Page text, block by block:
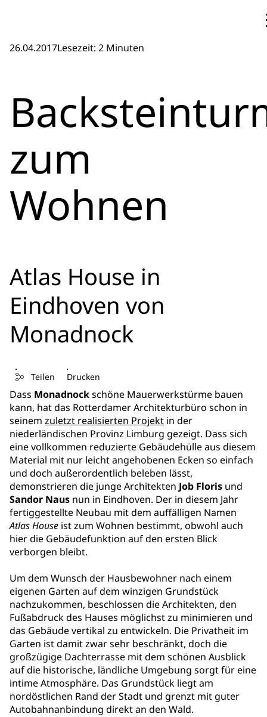
26.04.2017Lesezeit: 2 Minuten
zum
Wohnen
Atlas House in
Eindhoven von
Monadnock
Teilen Drucken
Dass Monadnockschöne Mauerwerkstürme bauen
kann, hat das Rotterdamer Architekturbüro schon in
seinem zuletzt realisierten Projekt in der
niederländischen Provinz Limburg gezeigt. Dass sich
eine vollkommen reduzierte Gebäudehülle aus diesem
Material mit nur leicht angehobenen Ecken so einfach
und doch außerordentlich beleben lässt,
demonstrieren die junge Architekten Job Floris und
Sandor Naus nun in Eindhoven. Der in diesem Jahr
fertiggestellte Neubau mit dem auffälligen Namen
Atlas House ist zum Wohnen bestimmt, obwohl auch
hier die Gebäudefunktion auf den ersten Blick
verborgen bleibt.
Um dem Wunsch der Hausbewohner nach einem
eigenen Garten auf dem winzigen Grundstück
nachzukommen, beschlossen die Architekten, den
Fußabdruck des Hauses möglichst zu minimieren und
das Gebäude vertikal zu entwickeln. Die Privatheit im
Garten ist damit zwar sehr beschränkt, doch die
großzügige Dachterrasse mit dem schönen Ausblick
auf die historische, ländliche Umgebung sorgt für eine
intime Atmosphäre. Das Grundstück liegt am
nordöstlichen Rand der Stadt und grenzt mit guter
Autobahnanbindung direkt an den Wald.